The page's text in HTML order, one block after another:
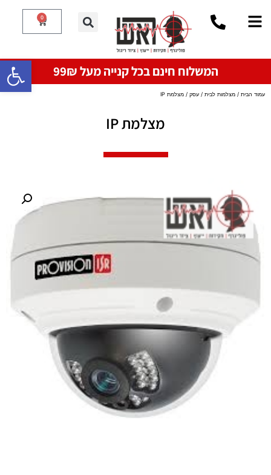
פתח
0
המשלוח חינם בכל קנייה מעל 99₪
עמוד הבית / מצלמות לבית / עסק / מצלמת IP
מצלמת IP